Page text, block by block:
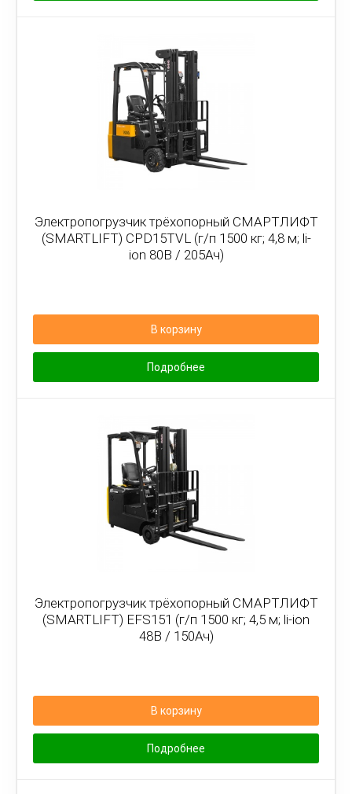
Электропогрузчик трёхопорный СМАРТЛИФТ
(SMARTLIFT) CPD15TVL (г/п 1500 кг; 4,8 м; li-
ion 80В / 205Ач)
В корзину
Подробнее
Электропогрузчик трёхопорный СМАРТЛИФТ
(SMARTLIFT) EFS151 (г/п 1500 кг; 4,5 м; li-ion
48В / 150Ач)
В корзину
Подробнее